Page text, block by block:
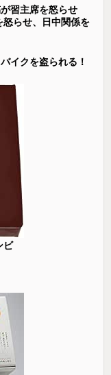
習主席を怒らせ
らせ、日中関係を
イクを盗られる！
ビ